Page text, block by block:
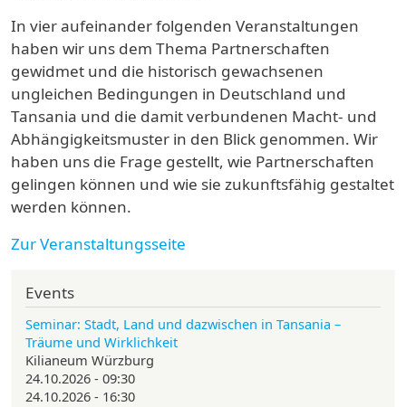
In vier aufeinander folgenden Veranstaltungen
haben wir uns dem Thema Partnerschaften
gewidmet und die historisch gewachsenen
ungleichen Bedingungen in Deutschland und
Tansania und die damit verbundenen Macht- und
Abhängigkeitsmuster in den Blick genommen. Wir
haben uns die Frage gestellt, wie Partnerschaften
gelingen können und wie sie zukunftsfähig gestaltet
werden können.
Zur Veranstaltungsseite
Events
Seminar: Stadt, Land und dazwischen in Tansania –
Träume und Wirklichkeit
Kilianeum Würzburg
24.10.2026 - 09:30
24.10.2026 - 16:30